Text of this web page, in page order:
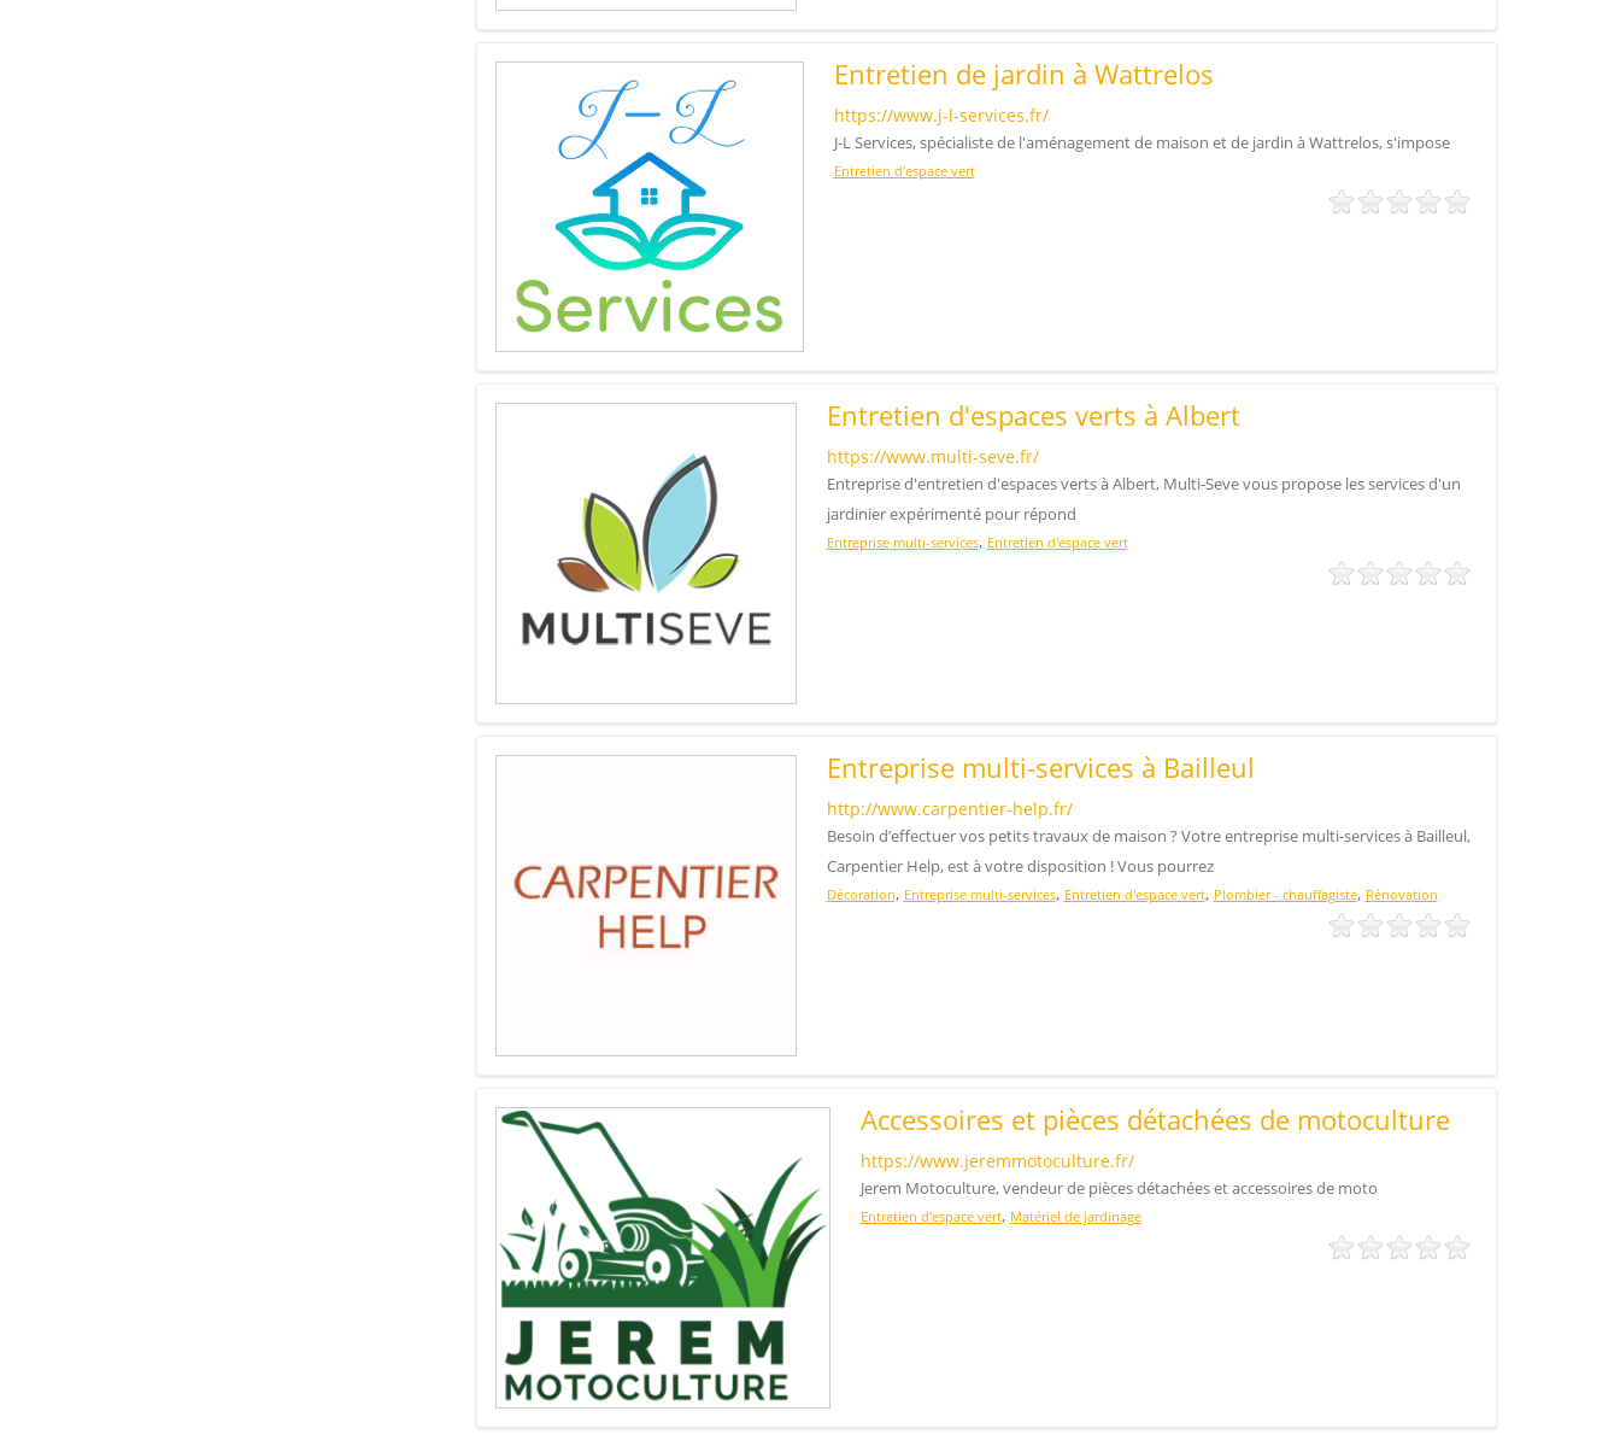
Entretien de jardin à Wattrelos
https://www.j-l-services.fr/
J-L Services, spécialiste de l'aménagement de maison et de jardin à Wattrelos, s'impose
Entretien d'espace vert
Entretien d'espaces verts à Albert
https://www.multi-seve.fr/
Entreprise d'entretien d'espaces verts à Albert, Multi-Seve vous propose les services d'un
jardinier expérimenté pour répond
Entreprise multi-services, Entretien d'espace vert
Entreprise multi-services à Bailleul
http://www.carpentier-help.fr/
Besoin d’effectuer vos petits travaux de maison ? Votre entreprise multi-services à Bailleul,
Carpentier Help, est à votre disposition ! Vous pourrez
Décoration, Entreprise multi-services, Entretien d'espace vert, Plombier - chauffagiste, Rénovation
Accessoires et pièces détachées de motoculture
https://www.jeremmotoculture.fr/
Jerem Motoculture, vendeur de pièces détachées et accessoires de moto
Entretien d'espace vert, Matériel de jardinage